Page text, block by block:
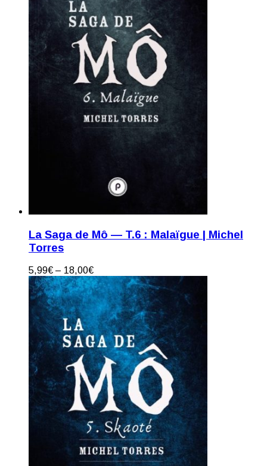
La Saga de Mô — T.6 : Malaïgue | Michel
Torres
5,99€ – 18,00€